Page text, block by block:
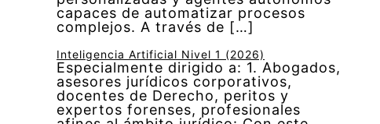
capaces de automatizar procesos
complejos. A través de […]
Inteligencia Artificial Nivel 1 (2026)
Especialmente dirigido a: 1. Abogados,
asesores jurídicos corporativos,
docentes de Derecho, peritos y
expertos forenses, profesionales